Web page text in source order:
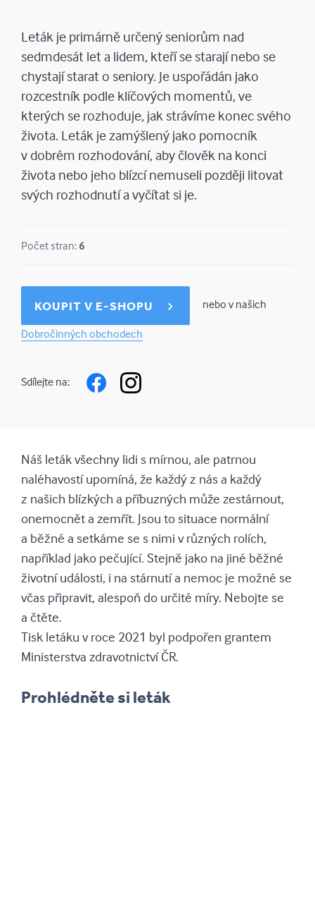
Leták je primárně určený seniorům nad
sedmdesát let a lidem, kteří se starají nebo se
chystají starat o seniory. Je uspořádán jako
rozcestník podle klíčových momentů, ve
kterých se rozhoduje, jak strávíme konec svého
života. Leták je zamýšlený jako pomocník
v dobrém rozhodování, aby člověk na konci
života nebo jeho blízcí nemuseli později litovat
svých rozhodnutí a vyčítat si je.
Počet stran:6
KOUPIT V E-SHOPU nebo v našich
Dobročinných obchodech
Sdílejte na:
Náš leták všechny lidi s mírnou, ale patrnou
naléhavostí upomíná, že každý z nás a každý
z našich blízkých a příbuzných může zestárnout,
onemocnět a zemřít. Jsou to situace normální
a běžné a setkáme se s nimi v různých rolích,
například jako pečující. Stejně jako na jiné běžné
životní události, i na stárnutí a nemoc je možné se
včas připravit, alespoň do určité míry. Nebojte se
a čtěte.
Tisk letáku v roce 2021 byl podpořen grantem
Ministerstva zdravotnictví ČR.
Prohlédněte si leták